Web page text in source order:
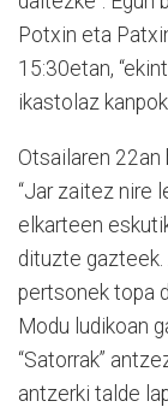
Potxin eta
15:30etan,
ikastolaz
Otsailaren
“Jar zaitez nire
elkarteen
dituzte
pertsonek topa
Modu ludikoan
“Satorrak”
antzerki talde